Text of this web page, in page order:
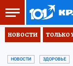
НОВОСТИ ТОЛЬКО
НОВОСТИ ЗДОРОВЬЕ